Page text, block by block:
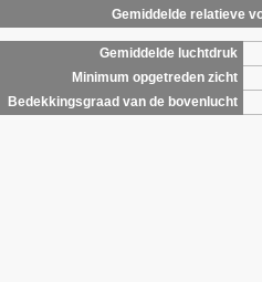
Gemiddelde relatieve
Gemiddelde luchtdruk
Minimum opgetreden zicht
Bedekkingsgraad van de bovenlucht